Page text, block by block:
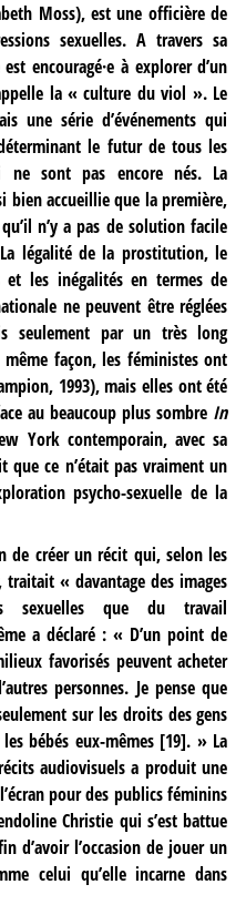
Moss), est une officière de
sexuelles. A travers sa
encouragé·e à explorer d’un
la « culture du viol ». Le
une série d’événements qui
le futur de tous les
ne sont pas encore nés. La
bien accueillie que la première,
n’y a pas de solution facile
légalité de la prostitution, le
et les inégalités en termes de
ne peuvent être réglées
seulement par un très long
même façon, les féministes ont
1993), mais elles ont été
au beaucoup plus sombre In
York contemporain, avec sa
ce n’était pas vraiment un
psycho-sexuelle de la
de créer un récit qui, selon les
traitait « davantage des images
sexuelles que du travail
a déclaré : « D’un point de
favorisés peuvent acheter
personnes. Je pense que
sur les droits des gens
bébés eux-mêmes[19]. » La
audiovisuels a produit une
pour des publics féminins
Christie qui s’est battue
d’avoir l’occasion de jouer un
celui qu’elle incarne dans